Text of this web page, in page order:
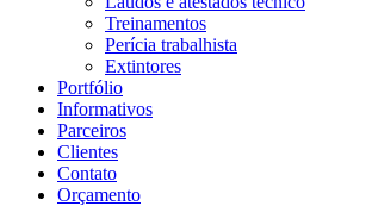
Treinamentos
Perícia trabalhista
Extintores
Portfólio
Informativos
Parceiros
Clientes
Contato
Orçamento